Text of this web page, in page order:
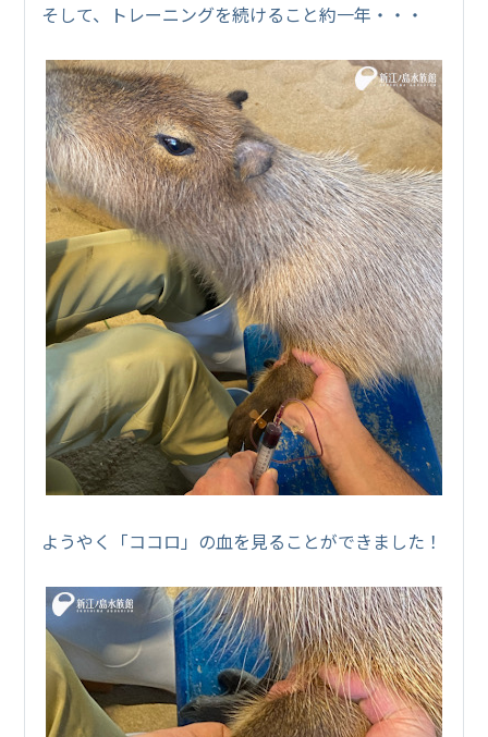
そして、トレーニングを続けること約一年・・・
ようやく「ココロ」の血を見ることができました！